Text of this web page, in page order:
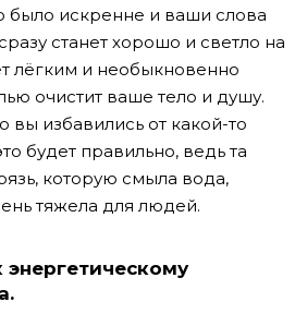
было искренне и ваши слова
станет хорошо и светло на
лёгким и необыкновенно
очистит ваше тело и душу.
вы избавились от какой-то
будет правильно, ведь та
которую смыла вода,
тяжела для людей.
энергетическому